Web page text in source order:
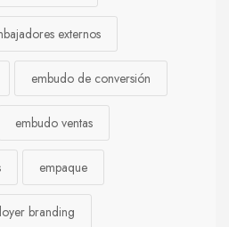
externos
embudo de conversión
embudo ventas
empaque
branding